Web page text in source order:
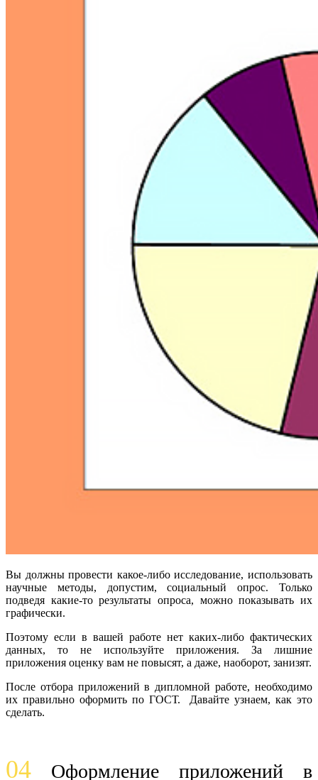
Вы должны провести какое-либо исследование, использовать
научные методы, допустим, социальный опрос. Только
подведя какие-то результаты опроса, можно показывать их
графически.
Поэтому если в вашей работе нет каких-либо фактических
данных, то не используйте приложения. За лишние
приложения оценку вам не повысят, а даже, наоборот, занизят.
После отбора приложений в дипломной работе, необходимо
их правильно оформить по ГОСТ. Давайте узнаем, как это
сделать.
04 Оформление приложений в